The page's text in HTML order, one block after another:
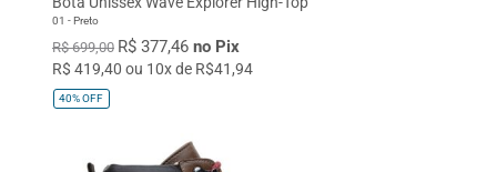
01 - Preto
R$ 699,00 R$ 377,46 no Pix
R$ 419,40 ou 10x de R$41,94
40%OFF